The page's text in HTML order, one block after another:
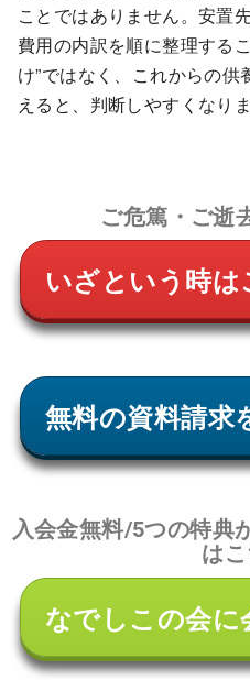
ことではありません。安置
費用の内訳を順に整理する
け”ではなく、これからの
えると、判断しやすくなりま
ご危篤・ご逝
いざという時は
無料の資料請求
入会金無料/5つの特典
は
なでしこの会に